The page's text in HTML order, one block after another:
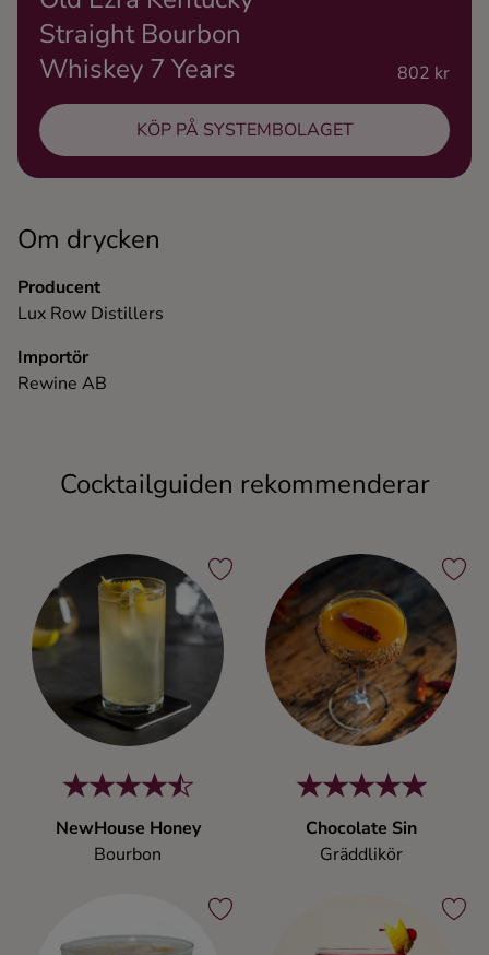
Om drycken
Producent
Lux Row Distillers
Importör
Rewine AB
Straight Bourbon
Whiskey 7 Years
802 kr
KÖP PÅ SYSTEMBOLAGET
Cocktailguiden rekommenderar
NewHouse Honey
Bourbon
Chocolate Sin
Gräddlikör